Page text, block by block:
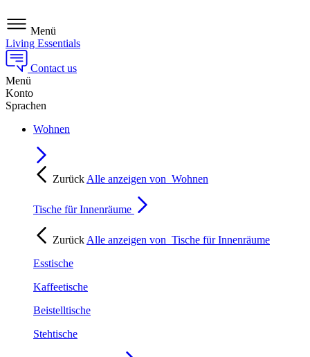
Menü
Living Essentials
Contact us
Menü
Konto
Sprachen
Wohnen
Zurück Alle anzeigen von Wohnen
Tische für Innenräume
Zurück Alle anzeigen von Tische für Innenräume
Esstische
Kaffeetische
Beistelltische
Stehtische